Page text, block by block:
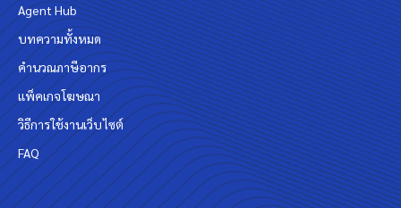
Agent Hub
บทความทั้งหมด
คำนวณภาษีอากร
แพ็คเกจโฆษณา
วิธีการใช้งานเว็บไซต์
FAQ